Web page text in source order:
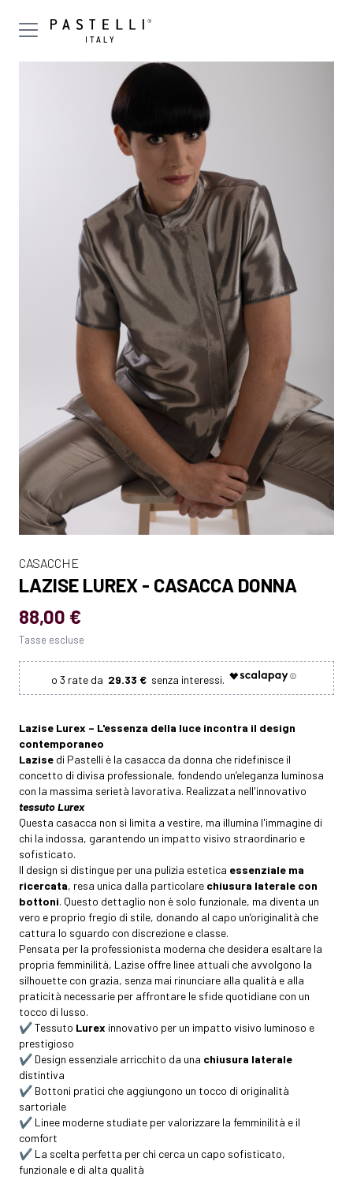
CASACCHE
LAZISE LUREX - CASACCA DONNA
88,00 €
Tasse escluse
29.33 €
Lazise Lurex – L'essenza della luce incontra il design
contemporaneo
Lazise di Pastelli è la casacca da donna che ridefinisce il
concetto di divisa professionale, fondendo un’eleganza luminosa
con la massima serietà lavorativa. Realizzata nell'innovativo
tessuto Lurex
Questa casacca non si limita a vestire, ma illumina l'immagine di
chi la indossa, garantendo un impatto visivo straordinario e
sofisticato.
Il design si distingue per una pulizia estetica essenziale ma
ricercata, resa unica dalla particolare chiusura laterale con
bottoni. Questo dettaglio non è solo funzionale, ma diventa un
vero e proprio fregio di stile, donando al capo un’originalità che
cattura lo sguardo con discrezione e classe.
Pensata per la professionista moderna che desidera esaltare la
propria femminilità, Lazise offre linee attuali che avvolgono la
silhouette con grazia, senza mai rinunciare alla qualità e alla
praticità necessarie per affrontare le sfide quotidiane con un
tocco di lusso.
✔️ Tessuto Lurex innovativo per un impatto visivo luminoso e
prestigioso
✔️ Design essenziale arricchito da una chiusura laterale
distintiva
✔️ Bottoni pratici che aggiungono un tocco di originalità
sartoriale
✔️ Linee moderne studiate per valorizzare la femminilità e il
comfort
✔️ La scelta perfetta per chi cerca un capo sofisticato,
funzionale e di alta qualità